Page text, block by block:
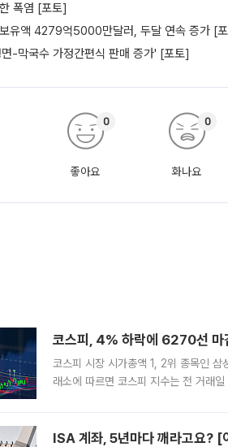
폭염 [포토]
유액 4279억5000만달러, 두달 연속 증가 [
-막국수 가정간편식 판매 증가' [포토]
좋아요
0
화나요
0
코스피, 4% 하락에 6270선 마
코스피 시장 시가총액 1, 2위 종목인
래소에 따르면 코스피 지수는 전 거
ISA 계좌, 5년마다 깨라고요? [